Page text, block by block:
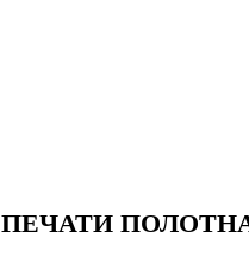
ПЕЧАТИ